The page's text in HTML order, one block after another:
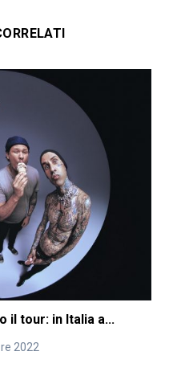
il tour: in Italia a...
2022